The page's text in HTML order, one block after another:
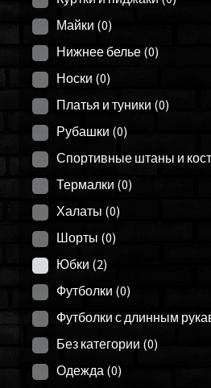
Майки (0)
Нижнее белье (0)
Носки (0)
Платья и туники (0)
Рубашки (0)
Спортивные штаны и
Термалки (0)
Халаты (0)
Шорты (0)
Юбки (2)
Футболки (0)
Футболки с длинным
Без категории (0)
Одежда (0)